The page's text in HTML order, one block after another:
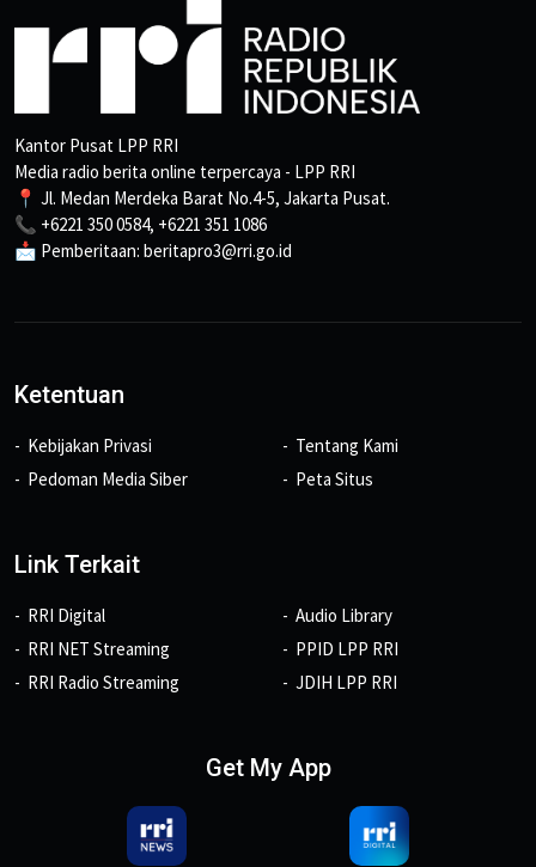
Kantor Pusat LPP RRI
Media radio berita online terpercaya - LPP RRI
📍 Jl. Medan Merdeka Barat No.4-5, Jakarta Pusat.
📞 +6221 350 0584, +6221 351 1086
📩 Pemberitaan: beritapro3@rri.go.id
Ketentuan
Kebijakan Privasi
Pedoman Media Siber
Tentang Kami
Peta Situs
Link Terkait
RRI Digital
RRI NET Streaming
RRI Radio Streaming
Audio Library
PPID LPP RRI
JDIH LPP RRI
Get My App